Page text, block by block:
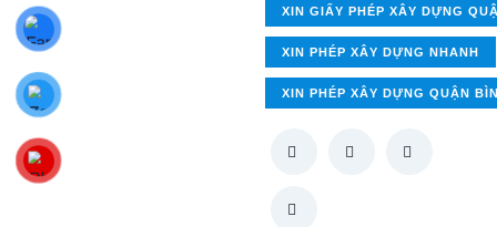
XIN GIẤY PHÉP XÂY DỰNG
XIN PHÉP XÂY DỰNG NHANH
XIN PHÉP XÂY DỰNG QUẬN